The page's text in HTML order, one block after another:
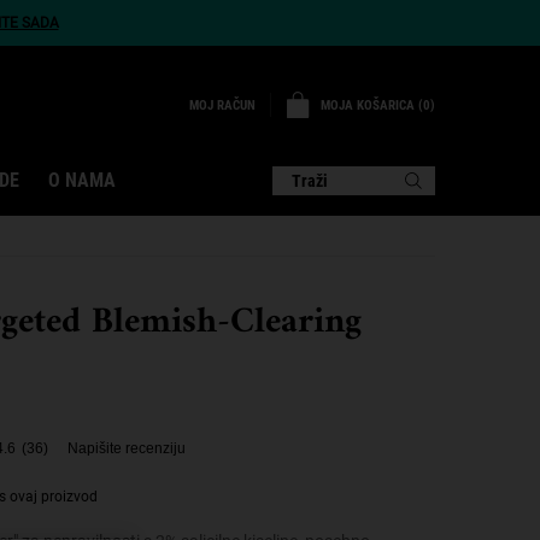
SADA
MOJ RAČUN MOJA KOŠARICA 0
0 PROIZVOD
O NAMA Traži
Blemish-Clearing
(36) Napišite recenziju
ovaj proizvod